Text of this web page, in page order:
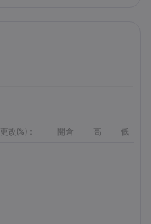
更改(%)： 開倉 高 低